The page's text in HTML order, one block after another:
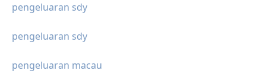
pengeluaran sdy
pengeluaran sdy
pengeluaran macau